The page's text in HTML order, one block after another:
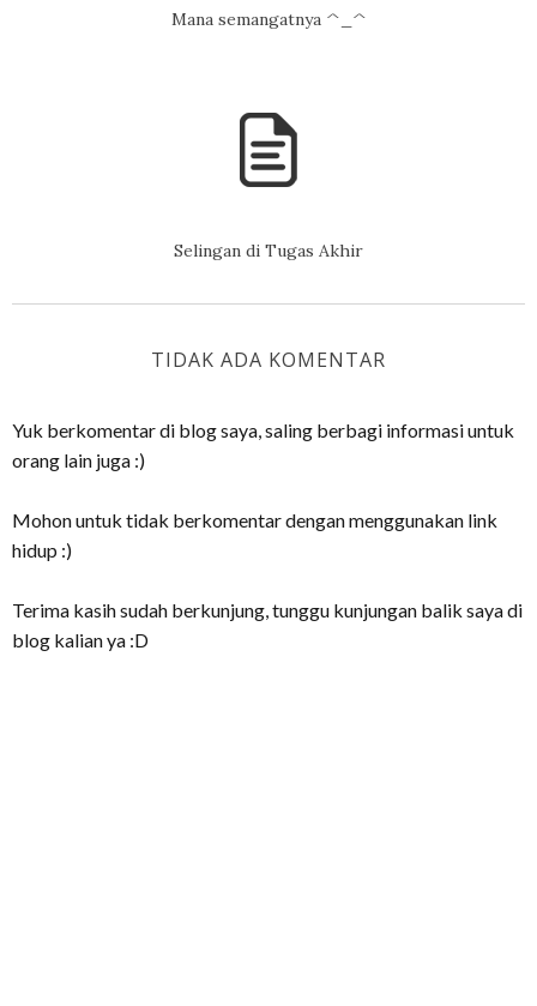
Mana semangatnya ^_^
Selingan di Tugas Akhir
TIDAK ADA KOMENTAR
Yuk berkomentar di blog saya, saling berbagi informasi untuk
orang lain juga :)
Mohon untuk tidak berkomentar dengan menggunakan link
hidup :)
Terima kasih sudah berkunjung, tunggu kunjungan balik saya di
blog kalian ya :D